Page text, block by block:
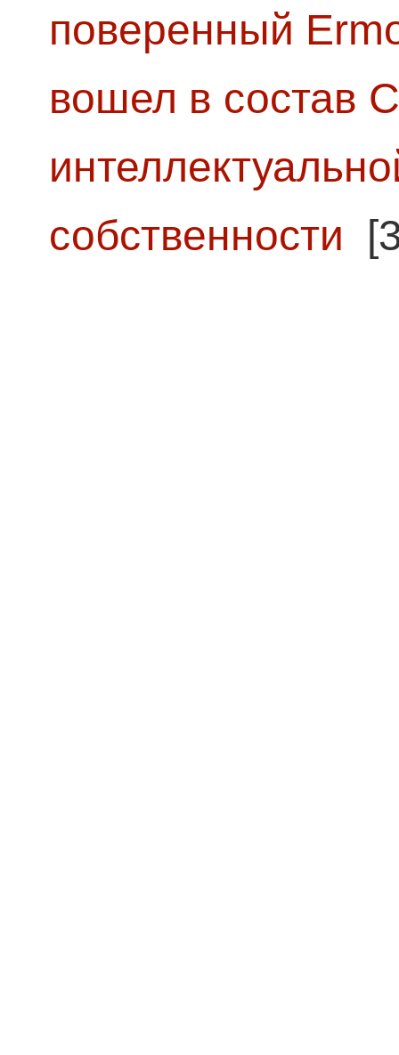
поверенный
вошел в состав
собственности